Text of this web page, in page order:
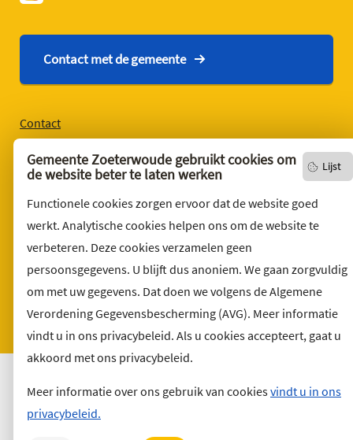
Lijst
Gemeente Zoeterwoude gebruikt cookies om
de website beter te laten werken
Functionele cookies zorgen ervoor dat de website goed
werkt. Analytische cookies helpen ons om de website te
verbeteren. Deze cookies verzamelen geen
persoonsgegevens. U blijft dus anoniem. We gaan zorgvuldig
om met uw gegevens. Dat doen we volgens de Algemene
Verordening Gegevensbescherming (AVG). Meer informatie
vindt u in ons privacybeleid. Als u cookies accepteert, gaat u
akkoord met ons privacybeleid.
Meer informatie over ons gebruik van cookiesvindt u in ons
privacybeleid.
Contact met de gemeente
Contact
Privacyverklaring
Over deze website
Sitemap
Toegankelijkheid
Klacht indienen
Vacatures